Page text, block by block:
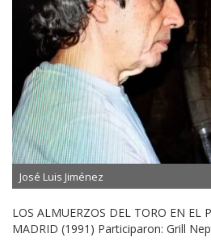
José Luis Jiménez
LOS ALMUERZOS DEL TORO EN EL
MADRID (1991) Participaron: Grill